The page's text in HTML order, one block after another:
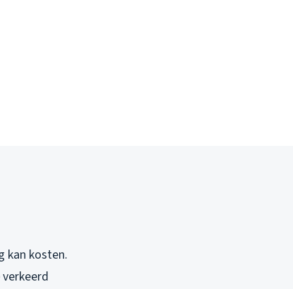
kan kosten.